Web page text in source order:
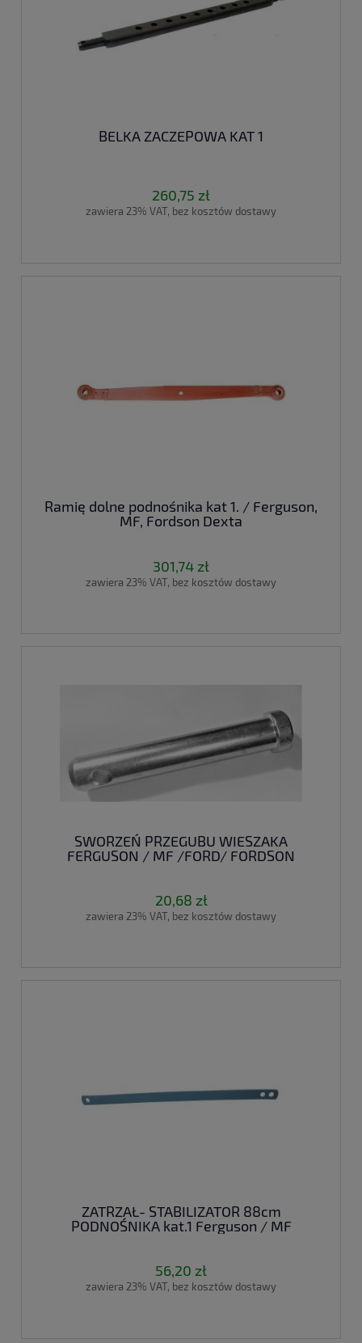
BELKA ZACZEPOWA KAT 1
260,75 zł
zawiera 23% VAT, bez kosztów dostawy
Ramię dolne podnośnika kat 1. / Ferguson,
MF, Fordson Dexta
301,74 zł
zawiera 23% VAT, bez kosztów dostawy
SWORZEŃ PRZEGUBU WIESZAKA
FERGUSON / MF /FORD/ FORDSON
20,68 zł
zawiera 23% VAT, bez kosztów dostawy
ZATRZAŁ- STABILIZATOR 88cm
PODNOŚNIKA kat.1 Ferguson / MF
56,20 zł
zawiera 23% VAT, bez kosztów dostawy